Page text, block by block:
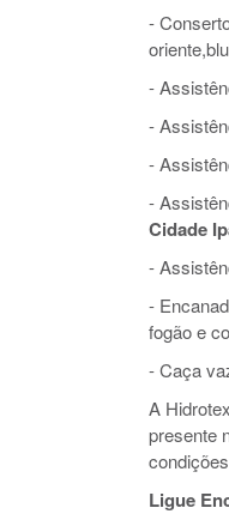
-
-
-
-
-
Cidade
-
-
fogão e
- Caça
A
presente
Ligue